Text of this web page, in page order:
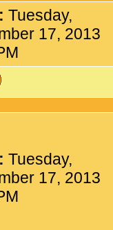
Tuesday,
17, 2013
Tuesday,
17, 2013